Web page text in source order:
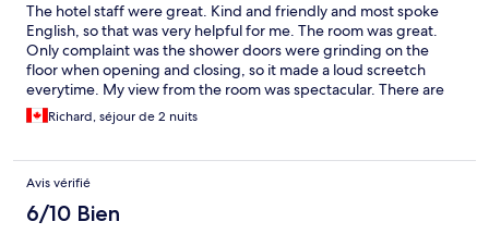
The hotel staff were great. Kind and friendly and most spoke
English, so that was very helpful for me. The room was great.
Only complaint was the shower doors were grinding on the
floor when opening and closing, so it made a loud screetch
everytime. My view from the room was spectacular. There are
some bars and restaurants close by. I felt safe the whole time
walking alone at night, but it is through some dark and dirty
option for women traveling alone and wanting to walk
everywhere. However, i felt really safe.
Richard, séjour de 2 nuits
Avis vérifié
6/10 Bien